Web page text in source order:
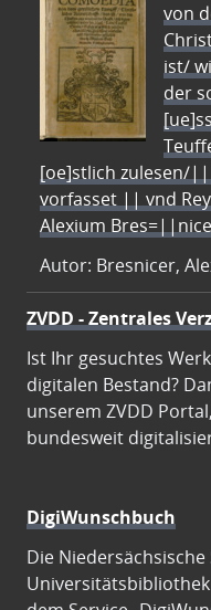
von
ist/
der
[oe]stlich zulesen/
vorfasset || vnd
Alexium
Autor: Bresnicer,
ZVDD - Zentrales
Ist Ihr gesuchtes
digitalen Bestand?
unserem ZVDD
bundesweit
DigiWunschbuch
Die